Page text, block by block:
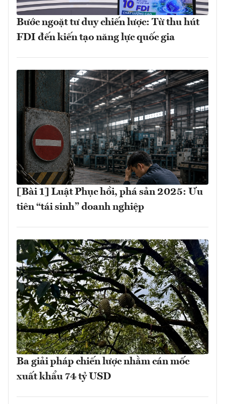
Bước ngoặt tư duy chiến lược: Từ thu hút
FDI đến kiến tạo năng lực quốc gia
[Bài 1] Luật Phục hồi, phá sản 2025: Ưu
tiên “tái sinh” doanh nghiệp
Ba giải pháp chiến lược nhằm cán mốc
xuất khẩu 74 tỷ USD